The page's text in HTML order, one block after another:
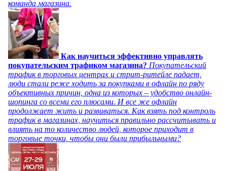
команда магазина.
Как научиться эффективно управлять
покупательским трафиком магазина? Покупательский
трафик в торговых центрах и стрит-ритейле падает,
люди стали реже ходить за покупками в офлайн по ряду
объективных причин, одна из которых – удобство онлайн-
шопинга со всеми его плюсами. И все же офлайн
продолжает жить и развиваться. Как взять под контроль
трафик в магазинах, научиться правильно рассчитывать и
влиять на то количество людей, которое приходит в
торговые точки, чтобы они были прибыльными?